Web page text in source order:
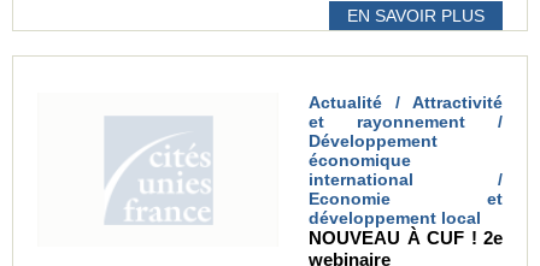
EN SAVOIR PLUS
Actualité / Attractivité
et rayonnement /
Développement
économique
international /
Economie et
développement local
NOUVEAU À CUF ! 2e
webinaire